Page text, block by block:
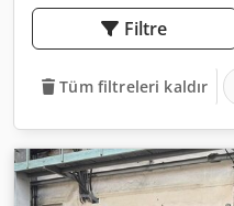
Filtre
Tüm filtreleri kaldır